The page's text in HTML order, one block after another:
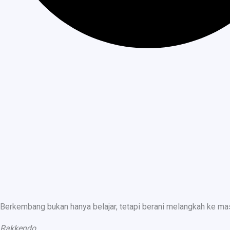
Berkembang bukan hanya belajar, tetapi berani melangkah ke